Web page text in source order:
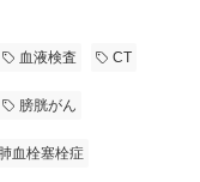
血液検査 CT
膀胱がん
肺血栓塞栓症